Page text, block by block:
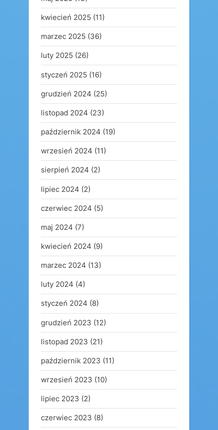
kwiecień 2025 (11)
marzec 2025 (36)
luty 2025 (26)
styczeń 2025 (16)
grudzień 2024 (25)
listopad 2024 (23)
październik 2024 (19)
wrzesień 2024 (11)
sierpień 2024 (2)
lipiec 2024 (2)
czerwiec 2024 (5)
maj 2024 (7)
kwiecień 2024 (9)
marzec 2024 (13)
luty 2024 (4)
styczeń 2024 (8)
grudzień 2023 (12)
listopad 2023 (21)
październik 2023 (11)
wrzesień 2023 (10)
lipiec 2023 (2)
czerwiec 2023 (8)